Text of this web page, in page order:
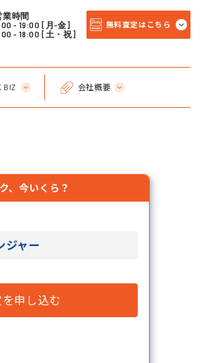
業時間
- 19:00 [月-金]
- 18:00 [土・祝]
無料査定はこちら
BIZ 会社概要
、今いくら？
ジャー
申し込む